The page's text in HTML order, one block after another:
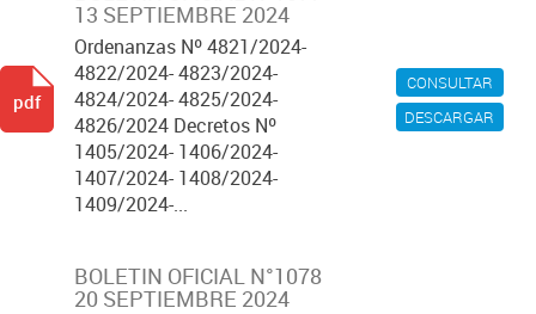
CONSULTAR
DESCARGAR
13 SEPTIEMBRE 2024
Ordenanzas Nº 4821/2024-
4822/2024- 4823/2024-
4824/2024- 4825/2024-
4826/2024 Decretos Nº
1405/2024- 1406/2024-
1407/2024- 1408/2024-
1409/2024-...
pdf
BOLETIN OFICIAL N°1078
20 SEPTIEMBRE 2024